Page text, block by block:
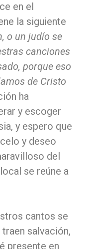
en el
la siguiente
o un judío se
canciones
porque eso
de Cristo
ha
y escoger
y espero que
y deseo
del
se reúne a
cantos se
salvación,
presente en